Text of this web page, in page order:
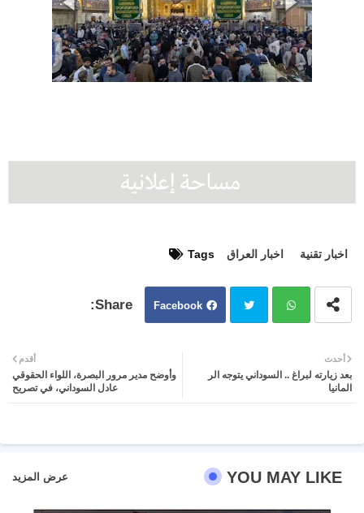
Tags اخبار العراق اخبار تقنية
Facebook
ter atsa
أحدث
بعد زيارته لبراغ .. السوداني يتوجه الر
المانيا
أقدم
وأوضح مدير مرور البصرة، اللواء الحقوقي
عادل السوداني، في تصريح
YOU MAY LIKE عرض المزيد